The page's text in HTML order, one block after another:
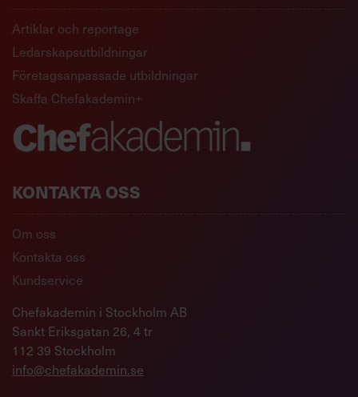
Artiklar och reportage
Ledarskapsutbildningar
Företagsanpassade utbildningar
Skaffa Chefakademin+
KONTAKTA OSS
Om oss
Kontakta oss
Kundservice
Chefakademin i Stockholm AB
Sankt Eriksgatan 26, 4 tr
112 39 Stockholm
info@chefakademin.se